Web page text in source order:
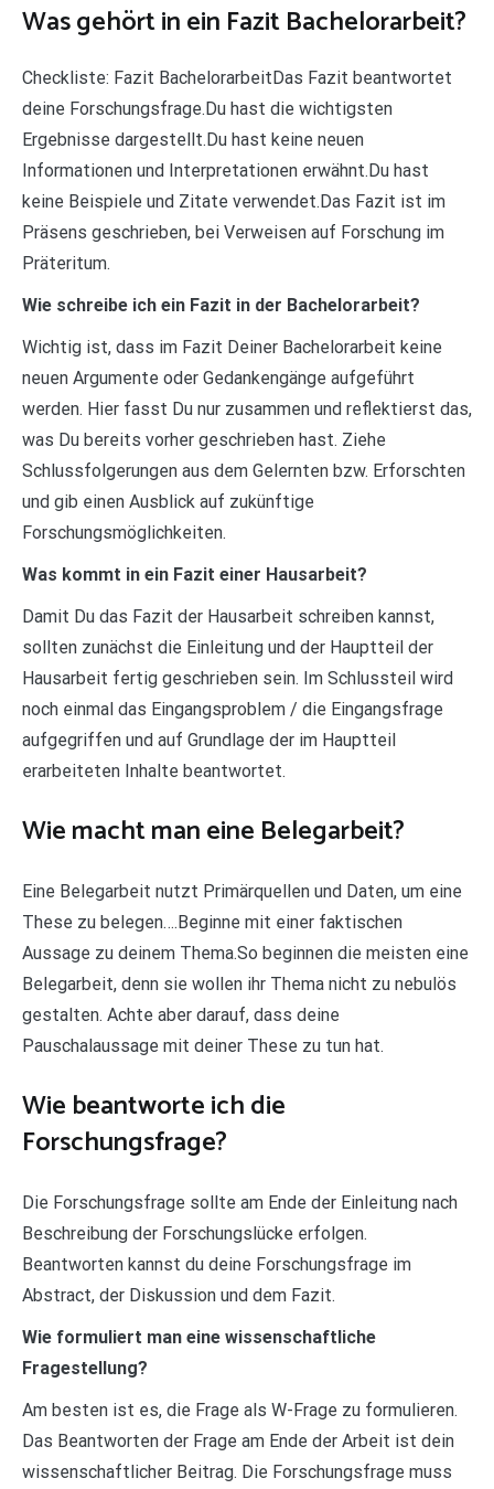
Was gehört in ein Fazit Bachelorarbeit?
Checkliste: Fazit BachelorarbeitDas Fazit beantwortet
deine Forschungsfrage.Du hast die wichtigsten
Ergebnisse dargestellt.Du hast keine neuen
Informationen und Interpretationen erwähnt.Du hast
keine Beispiele und Zitate verwendet.Das Fazit ist im
Präsens geschrieben, bei Verweisen auf Forschung im
Präteritum.
Wie schreibe ich ein Fazit in der Bachelorarbeit?
Wichtig ist, dass im Fazit Deiner Bachelorarbeit keine
neuen Argumente oder Gedankengänge aufgeführt
werden. Hier fasst Du nur zusammen und reflektierst das,
was Du bereits vorher geschrieben hast. Ziehe
Schlussfolgerungen aus dem Gelernten bzw. Erforschten
und gib einen Ausblick auf zukünftige
Forschungsmöglichkeiten.
Was kommt in ein Fazit einer Hausarbeit?
Damit Du das Fazit der Hausarbeit schreiben kannst,
sollten zunächst die Einleitung und der Hauptteil der
Hausarbeit fertig geschrieben sein. Im Schlussteil wird
noch einmal das Eingangsproblem / die Eingangsfrage
aufgegriffen und auf Grundlage der im Hauptteil
erarbeiteten Inhalte beantwortet.
Wie macht man eine Belegarbeit?
Eine Belegarbeit nutzt Primärquellen und Daten, um eine
These zu belegen….Beginne mit einer faktischen
Aussage zu deinem Thema.So beginnen die meisten eine
Belegarbeit, denn sie wollen ihr Thema nicht zu nebulös
gestalten. Achte aber darauf, dass deine
Pauschalaussage mit deiner These zu tun hat.
Wie beantworte ich die
Forschungsfrage?
Die Forschungsfrage sollte am Ende der Einleitung nach
Beschreibung der Forschungslücke erfolgen.
Beantworten kannst du deine Forschungsfrage im
Abstract, der Diskussion und dem Fazit.
Wie formuliert man eine wissenschaftliche
Fragestellung?
Am besten ist es, die Frage als W-Frage zu formulieren.
Das Beantworten der Frage am Ende der Arbeit ist dein
wissenschaftlicher Beitrag. Die Forschungsfrage muss